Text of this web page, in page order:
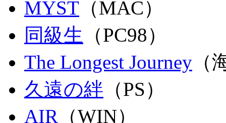
MYST （MAC）
同級生 （PC98）
The Longest Journey （
久遠の絆 （PS）
AIR （WIN）